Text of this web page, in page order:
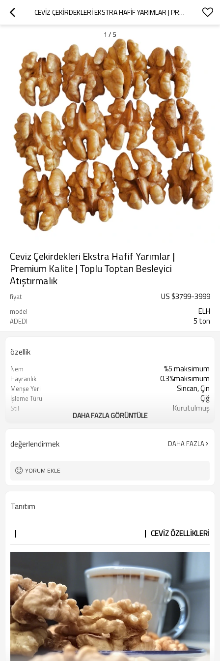
CEVIZ ÇEKIRDEKLERI EKSTRA HAFIF YARIMLAR | PREMIUM KALITE | TOPLU TOPTAN BESLEYICI ATIŞTIRMALIK
1 / 5
Ceviz Çekirdekleri Ekstra Hafif Yarımlar |
Premium Kalite | Toplu Toptan Besleyici
Atıştırmalık
fiyat US $3799-3999
model ELH
ADEDI 5 ton
özellik
Nem %5 maksimum
Hayranlık 0.3%maksimum
Menşe Yeri Sincan, Çin
İşleme Türü Çiğ
Stil Kurutulmuş
Sunshine Tarım Ürünleri Ltd. Şti.
Minimum Sipariş Adedi 5 ton
DAHA FAZLA GÖRÜNTÜLE
değerlendirmek DAHA FAZLA
YORUM EKLE
Tanıtım
CEVİZ ÖZELLİKLERİ